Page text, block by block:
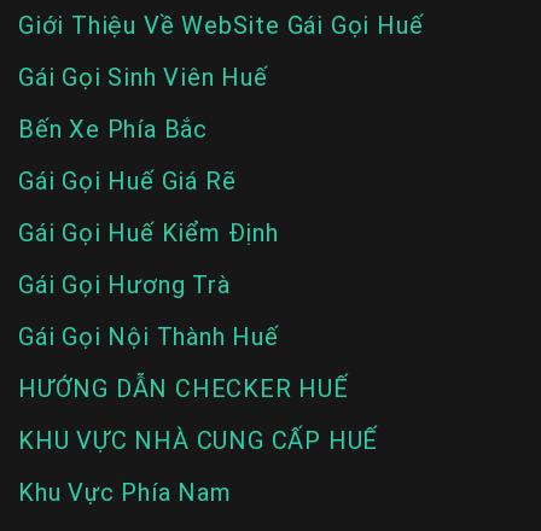
Giới Thiệu Về WebSite Gái Gọi Huế
Gái Gọi Sinh Viên Huế
Bến Xe Phía Bắc
Gái Gọi Huế Giá Rẽ
Gái Gọi Huế Kiểm Định
Gái Gọi Hương Trà
Gái Gọi Nội Thành Huế
HƯỚNG DẪN CHECKER HUẾ
KHU VỰC NHÀ CUNG CẤP HUẾ
Khu Vực Phía Nam